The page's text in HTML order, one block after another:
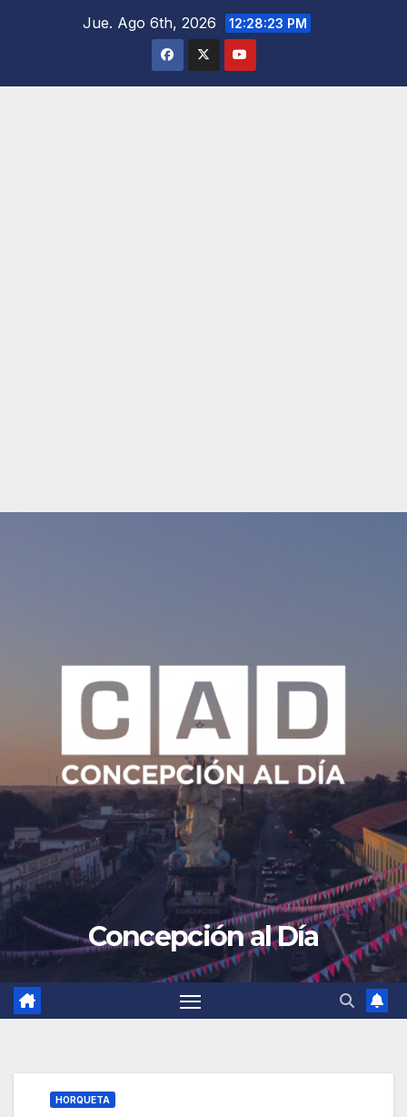
Jue. Ago 6th, 2026 12:28:24 PM
Concepción al Día
HORQUETA